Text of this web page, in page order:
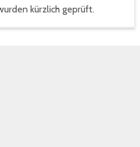
kürzlich geprüft.